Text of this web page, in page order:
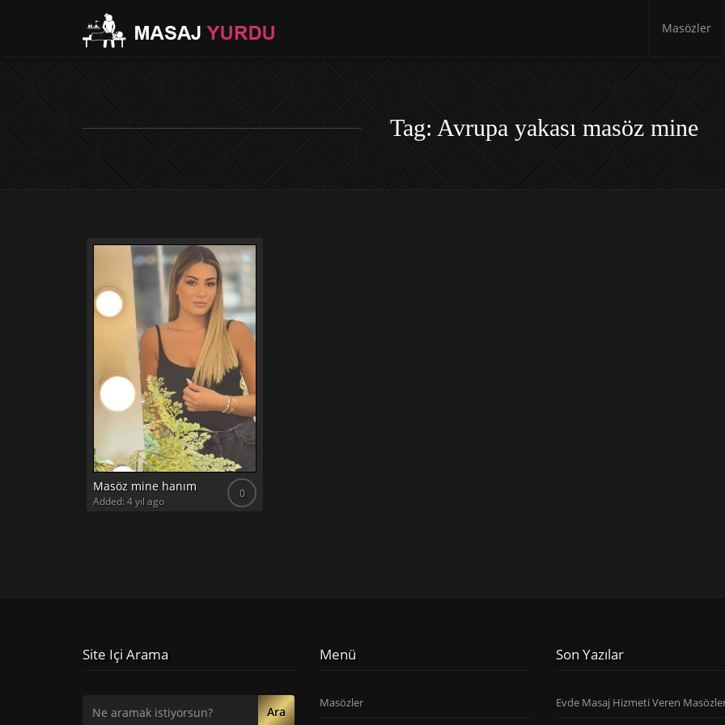
Masözler
Tag: Avrupa yakası masöz mine
Masöz mine hanım 0
Added: 4 yıl ago
Site Içi Arama
Ara
Menü
Masözler
Son Yazılar
Evde Masaj Hizmeti Veren